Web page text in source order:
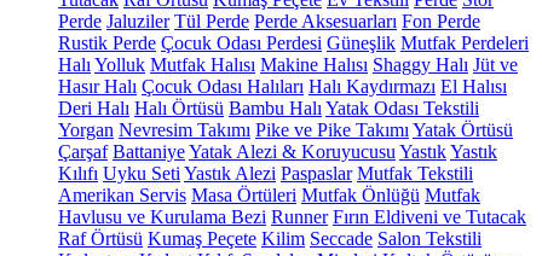
Perde Jaluziler Tül Perde Perde Aksesuarları Fon Perde
Rustik Perde Çocuk Odası Perdesi Güneşlik Mutfak Perdeleri
Halı Yolluk Mutfak Halısı Makine Halısı Shaggy Halı Jüt ve
Hasır Halı Çocuk Odası Halıları Halı Kaydırmazı El Halısı
Deri Halı Halı Örtüsü Bambu Halı Yatak Odası Tekstili
Yorgan Nevresim Takımı Pike ve Pike Takımı Yatak Örtüsü
Çarşaf BattaniyeYatak Alezi & Koruyucusu YastıkYastık
Kılıfı Uyku Seti Yastık Alezi Paspaslar Mutfak Tekstili
Amerikan Servis Masa Örtüleri Mutfak Önlüğü Mutfak
Havlusu ve Kurulama Bezi Runner Fırın Eldiveni ve Tutacak
Raf Örtüsü Kumaş Peçete Kilim Seccade Salon Tekstili